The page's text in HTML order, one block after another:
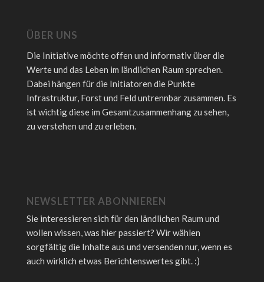
ÜBER UNS
Die Initiative möchte offen und informativ über die
Werte und das Leben im ländlichen Raum sprechen.
Dabei hängen für die Initiatoren die Punkte
Infrastruktur, Forst und Feld untrennbar zusammen. Es
ist wichtig diese im Gesamtzusammenhang zu sehen,
zu verstehen und zu erleben.
NEWSLETTER ABONNIEREN
Sie interessieren sich für den ländlichen Raum und
wollen wissen, was hier passiert? Wir wählen
sorgfältig die Inhalte aus und versenden nur, wenn es
auch wirklich etwas Berichtenswertes gibt. :)